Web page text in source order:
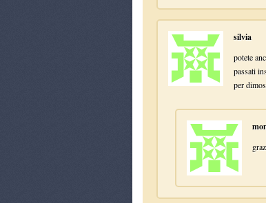
silvia
potete
passati
per